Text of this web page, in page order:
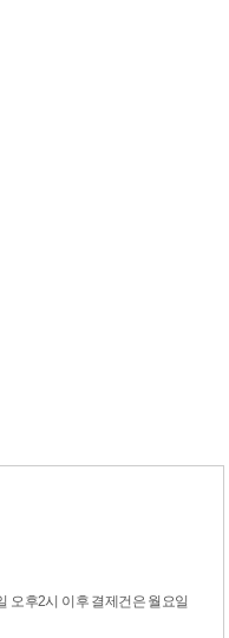
오후2시 이후 결제건은 월요일